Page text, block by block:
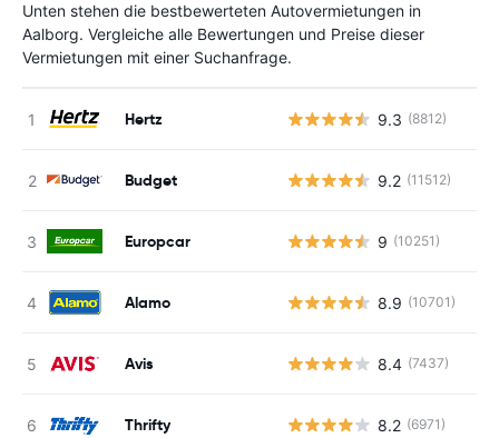
Unten stehen die bestbewerteten Autovermietungen in
Aalborg. Vergleiche alle Bewertungen und Preise dieser
Vermietungen mit einer Suchanfrage.
Hertz 9.3 (8812)
Budget 9.2 (11512)
Europcar 9 (10251)
Alamo 8.9 (10701)
Avis 8.4 (7437)
Thrifty 8.2 (6971)